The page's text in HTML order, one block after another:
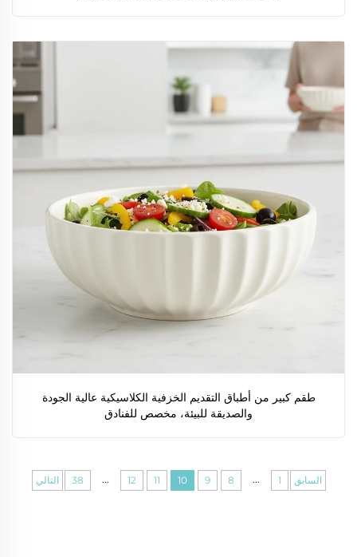
طقم كبير من أطباق التقديم الخزفية الكلاسيكية عالية الجودة
والصديقة للبيئة، مخصص للفنادق
السابق 1
...
8
9
10
11
12
...
38 التالي